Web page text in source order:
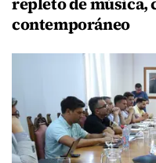
contemporáneo